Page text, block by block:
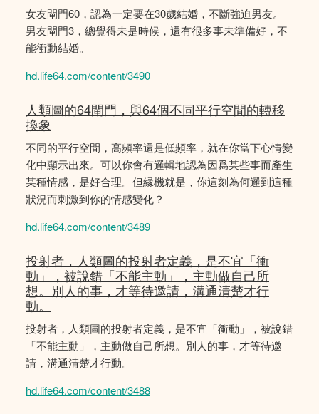
女友閘門60，認為一定要在30歲結婚，不斷強迫男友。
男友閘門3，總覺得未是時候，還有很多事未準備好，不
能衝動結婚。
hd.life64.com/content/3490
人類圖的64閘門，與64個不同平行空間的轉移
換象
不同的平行空間，高頻率還是低頻率，就在你當下心情變
化中顯示出來。可以你會有邏輯地認為因爲某些事而產生
某種情感，是好合理。但縁機就是，你這刻為何邏到這種
狀況而刺激到你的情感變化？
hd.life64.com/content/3489
投射者，人類圖的投射者定義，是不宜「衝
動」，被說錯「不能主動」，主動做自己所
想。別人的事，才等待邀請，溝通清楚才行
動。
投射者，人類圖的投射者定義，是不宜「衝動」，被說錯
「不能主動」，主動做自己所想。別人的事，才等待邀
請，溝通清楚才行動。
hd.life64.com/content/3488